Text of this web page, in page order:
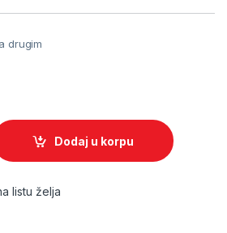
drugim
Dodaj u korpu
listu želja